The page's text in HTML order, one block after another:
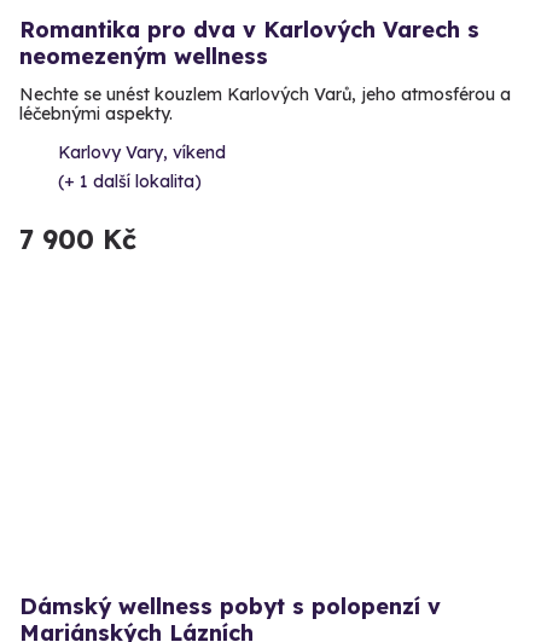
Romantika pro dva v Karlových Varech s
neomezeným wellness
Nechte se unést kouzlem Karlových Varů, jeho atmosférou a
léčebnými aspekty.
Karlovy Vary, víkend
(+ 1 další lokalita)
7 900 Kč
Dámský wellness pobyt s polopenzí v
Mariánských Lázních